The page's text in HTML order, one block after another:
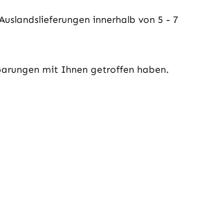
innerhalb von 5 - 7
mit Ihnen getroffen haben.